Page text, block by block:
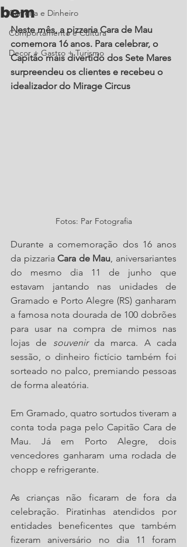
Carreira e Dinheiro
Comportamento e Cultura
Decor + Gastro + Turismo
bem
Neste mês, a pizzaria Cara de Mau
comemora 16 anos. Para celebrar, o
Capitão mais divertido dos Sete Mares
surpreendeu os clientes e recebeu o
idealizador do Mirage Circus
Fotos: Par Fotografia
Durante a comemoração dos 16 anos
da pizzaria Cara de Mau , aniversariantes
do mesmo dia 11 de junho que
estavam jantando nas unidades de
Gramado e Porto Alegre (RS) ganharam
a famosa nota dourada de 100 dobrões
para usar na compra de mimos nas
lojas de souvenir da marca. A cada
sessão, o dinheiro fictício também foi
sorteado no palco, premiando pessoas
de forma aleatória.
Em Gramado, quatro sortudos tiveram a
conta toda paga pelo Capitão Cara de
Mau. Já em Porto Alegre, dois
vencedores ganharam uma rodada de
chopp e refrigerante.
As crianças não ficaram de fora da
celebração. Piratinhas atendidos por
entidades beneficentes que também
fizeram aniversário no dia 11 foram